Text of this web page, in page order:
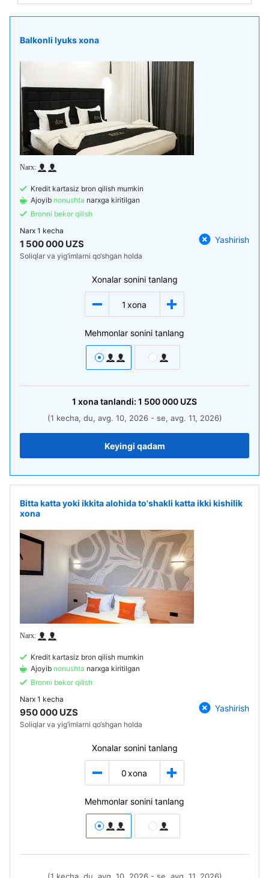
Balkonli lyuks xona
Kredit kartasiz bron qilish mumkin
Ajoyib nonushta narxga kiritilgan
Bronni bekor qilish
Narx 1 kecha
1 500 000 UZS
Soliqlar va yig‘imlarni qo‘shgan holda
Yashirish
Xonalar sonini tanlang
1 xona
Mehmonlar sonini tanlang
1 xonatanlandi: 1 500 000 UZS
(1 kecha, du, avg. 10, 2026 - se, avg. 11, 2026)
Keyingi qadam
Bitta katta yoki ikkita alohida to'shakli katta ikki kishilik
xona
Kredit kartasiz bron qilish mumkin
Ajoyib nonushta narxga kiritilgan
Bronni bekor qilish
Narx 1 kecha
950 000 UZS
Soliqlar va yig‘imlarni qo‘shgan holda
Yashirish
Xonalar sonini tanlang
0 xona
Mehmonlar sonini tanlang